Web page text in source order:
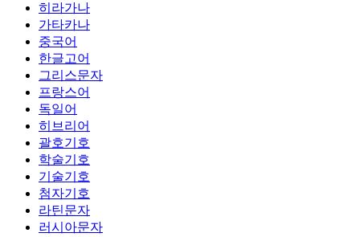
히라가나
가타카나
중국어
한글고어
그리스문자
프랑스어
독일어
히브리어
괄호기호
학술기호
기술기호
첨자기호
라틴문자
러시아문자